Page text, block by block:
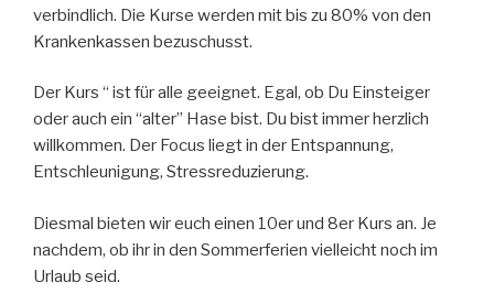
verbindlich. Die Kurse werden mit bis zu 80% von den
Krankenkassen bezuschusst.
Der Kurs “ ist für alle geeignet. Egal, ob Du Einsteiger
oder auch ein “alter” Hase bist. Du bist immer herzlich
willkommen. Der Focus liegt in der Entspannung,
Entschleunigung, Stressreduzierung.
Diesmal bieten wir euch einen 10er und 8er Kurs an. Je
nachdem, ob ihr in den Sommerferien vielleicht noch im
Urlaub seid.